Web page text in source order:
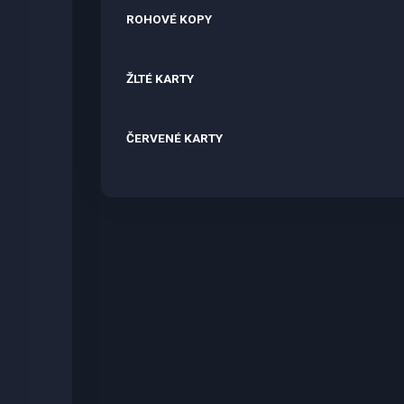
ROHOVÉ KOPY
ŽLTÉ KARTY
ČERVENÉ KARTY